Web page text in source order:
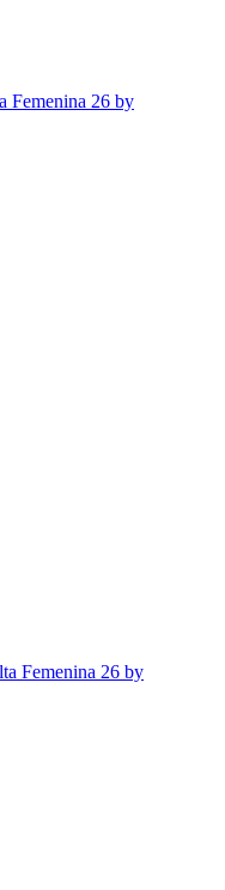
Femenina 26 by
Femenina 26 by